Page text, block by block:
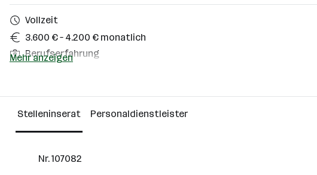
Vollzeit
3.600 € – 4.200 € monatlich
Berufserfahrung
Über das Unternehmen
Wien Vösendorf
Mehr anzeigen
Stelleninserat Personaldienstleister
Nr. 107082